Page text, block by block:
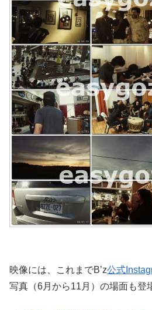
映像には、これまでB’z公式
写真（6月から11月）の場面も登